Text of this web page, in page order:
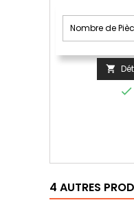


4 AUTRES